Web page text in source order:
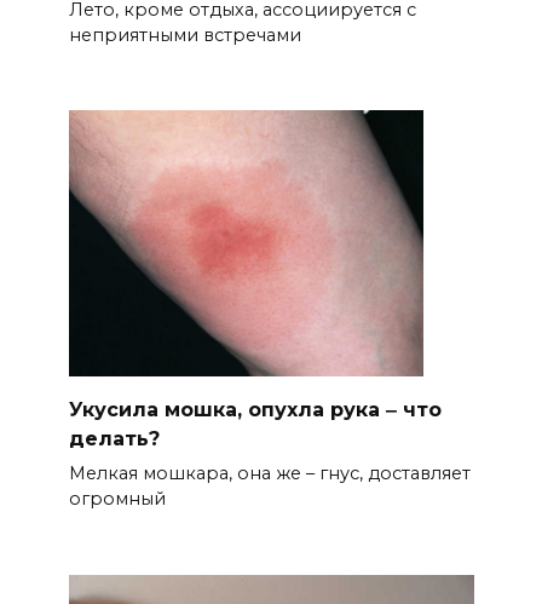
Лето, кроме отдыха, ассоциируется с
неприятными встречами
Укусила мошка, опухла рука ‒ что
делать?
Мелкая мошкара, она же – гнус, доставляет
огромный